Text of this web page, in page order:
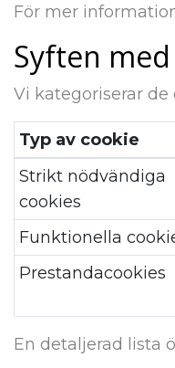
För mer
Syften
Vi kategoriserar
Typ av cookie
Strikt nödvändiga
cookies
Funktionella
Prestandacookies
En detaljerad lista